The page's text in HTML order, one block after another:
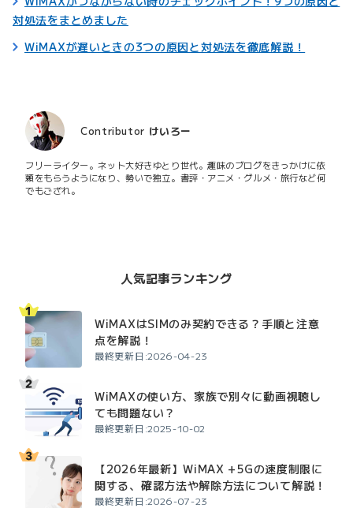
対処法をまとめました
WiMAXが遅いときの3つの原因と対処法を徹底解説！
Contributor けいろー
フリーライター。ネット大好きゆとり世代。趣味のブログをきっかけに依
頼をもらうようになり、勢いで独立。書評・アニメ・グルメ・旅行など何
でもござれ。
人気記事ランキング
WiMAXはSIMのみ契約できる？手順と注意
点を解説！
最終更新日:2026-04-23
WiMAXの使い方、家族で別々に動画視聴し
ても問題ない？
最終更新日:2025-10-02
【2026年最新】WiMAX +5Gの速度制限に
関する、確認方法や解除方法について解説！
最終更新日:2026-07-23